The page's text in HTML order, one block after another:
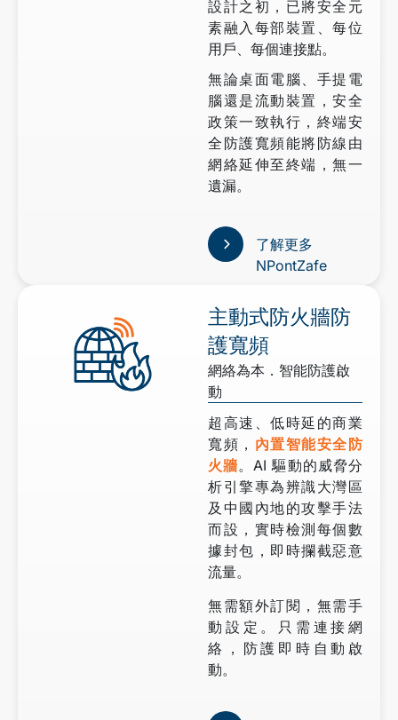
設計之初，已將安全元
素融入每部裝置、每位
用戶、每個連接點。
無論桌面電腦、手提電
腦還是流動裝置，安全
政策一致執行，終端安
全防護寬頻能將防線由
網絡延伸至終端，無一
遺漏。
了解更多
NPontZafe
主動式防火牆防
護寬頻
網絡為本．智能防護啟
動
超高速、低時延的商業
寬頻， 內置智能安全防
火牆。AI 驅動的威脅分
析引擎專為辨識大灣區
及中國內地的攻擊手法
而設，實時檢測每個數
據封包，即時攔截惡意
流量。
無需額外訂閱，無需手
動設定。只需連接網
絡，防護即時自動啟
動。